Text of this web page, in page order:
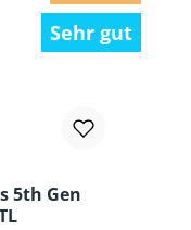
Sehr gut
5th Gen